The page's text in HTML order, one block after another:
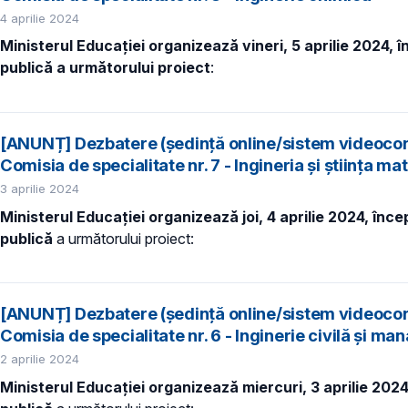
4 aprilie 2024
Ministerul Educației organizează vineri, 5 aprilie 2024,
publică a următorului proiect:
[ANUNȚ] Dezbatere (ședință online/sistem
Comisia de specialitate nr. 7 - Ingineria și știința
3 aprilie 2024
Ministerul Educației organizează joi, 4 aprilie 2024,
publică a următorului proiect:
[ANUNȚ] Dezbatere (ședință online/sistem
Comisia de specialitate nr. 6 - Inginerie civilă și
2 aprilie 2024
Ministerul Educației organizează miercuri, 3 aprilie